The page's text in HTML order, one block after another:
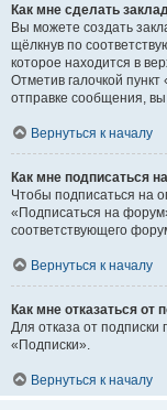
Как мне сделать
Вы можете создать
щёлкнув по
которое находится в
Отметив галочкой
отправке сообщения,
Вернуться к началу
Как мне подписаться
Чтобы подписаться на
«Подписаться на
соответствующего
Вернуться к началу
Как мне отказаться от
Для отказа от
«Подписки».
Вернуться к началу